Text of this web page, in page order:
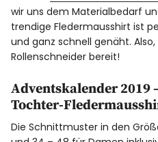
wir uns dem Materialbedarf
trendige Fledermausshirt ist
und ganz schnell genäht.
Rollenschneider bereit!
Adventskalender 2019
Tochter-
Die Schnittmuster in den